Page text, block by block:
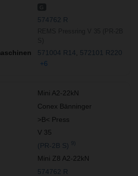
574762 R
571004 R14
572101 R220
+6
Mini A2-22kN
Conex Bänninger
>B< Press
V 35
(PR-2B S)
9)
Mini Z8 A2-22kN
574762 R